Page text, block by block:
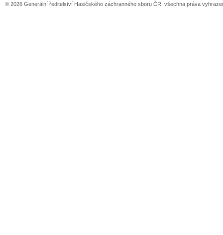
© 2026 Generální ředitelství Hasičského záchranného sboru ČR, všechna práva